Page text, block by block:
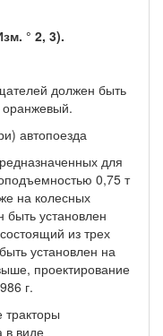
° 2, 3).
должен быть
автопоезда
для
0,75 т
на колесных
быть установлен
из трех
установлен на
проектирование
г.
тракторы
в виде